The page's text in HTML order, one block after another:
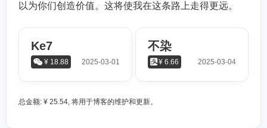
以为你们创造价值。这将使我在这条路上走得更远。
Ke7
¥ 18.88 2025-03-01
不染
¥ 6.66 2025-03-04
总金额: ¥ 25.54, 将用于博客的维护和更新。